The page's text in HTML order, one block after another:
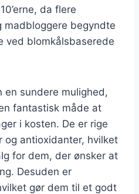
da flere
madbloggere begyndte
ved blomkålsbaserede
en sundere mulighed,
fantastisk måde at
i kosten. De er rige
og antioxidanter, hvilket
for dem, der ønsker at
Desuden er
gør dem til et godt